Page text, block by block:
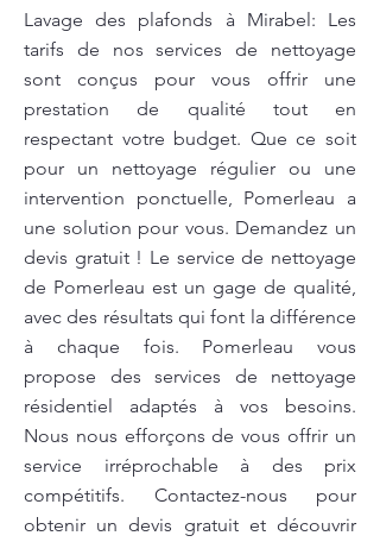
Lavage des plafonds à Mirabel: Les
tarifs de nos services de nettoyage
sont conçus pour vous offrir une
prestation de qualité tout en
respectant votre budget. Que ce soit
pour un nettoyage régulier ou une
intervention ponctuelle, Pomerleau a
une solution pour vous. Demandez un
devis gratuit ! Le service de nettoyage
de Pomerleau est un gage de qualité,
avec des résultats qui font la différence
à chaque fois. Pomerleau vous
propose des services de nettoyage
résidentiel adaptés à vos besoins.
Nous nous efforçons de vous offrir un
service irréprochable à des prix
compétitifs. Contactez-nous pour
obtenir un devis gratuit et découvrir